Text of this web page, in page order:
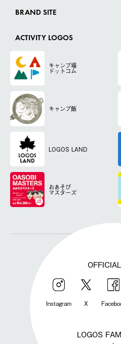
BRAND SITE
ACTIVITY LOGOS
キャンプ場
ドットコム
キャンプ飯
LOGOS LAND
おあそび
マスターズ
Instagram X
LOGOS